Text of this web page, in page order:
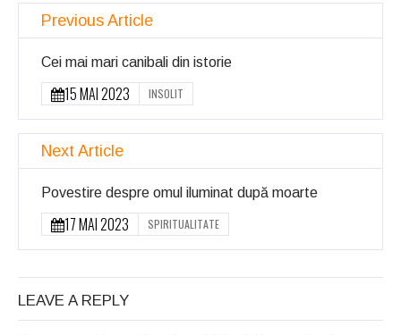
Previous Article
Cei mai mari canibali din istorie
15 MAI 2023 INSOLIT
Next Article
Povestire despre omul iluminat după moarte
17 MAI 2023 SPIRITUALITATE
LEAVE A REPLY